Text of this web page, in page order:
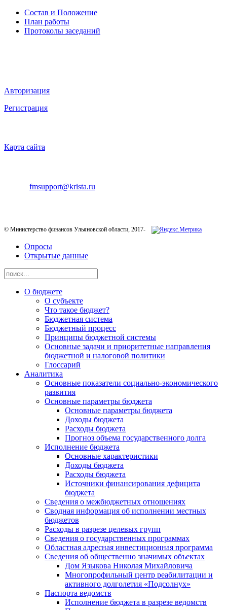
Состав и Положение
План работы
Протоколы заседаний
Авторизация
Регистрация
Карта сайта
fmsupport@krista.ru
© Министерство финансов Ульяновской области, 2017-
Опросы
Открытые данные
О бюджете
О субъекте
Что такое бюджет?
Бюджетная система
Бюджетный процесс
Принципы бюджетной системы
Основные задачи и приоритетные направления
бюджетной и налоговой политики
Глоссарий
Аналитика
Основные показатели социально-экономического
развития
Основные параметры бюджета
Основные параметры бюджета
Доходы бюджета
Расходы бюджета
Прогноз объема государственного долга
Исполнение бюджета
Основные характеристики
Доходы бюджета
Расходы бюджета
Источники финансирования дефицита
бюджета
Сведения о межбюджетных отношениях
Сводная информация об исполнении местных
бюджетов
Расходы в разрезе целевых групп
Сведения о государственных программах
Областная адресная инвестиционная программа
Сведения об общественно значимых объектах
Дом Языкова Николая Михайловича
Многопрофильный центр реабилитации и
активного долголетия «Подсолнух»
Паспорта ведомств
Исполнение бюджета в разрезе ведомств